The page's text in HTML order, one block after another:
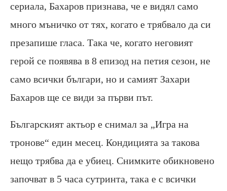
сериала, Бахаров признава, че е видял само
много мъничко от тях, когато е трябвало да си
презапише гласа. Така че, когато неговият
герой се появява в 8 епизод на петия сезон, не
само всички българи, но и самият Захари
Бахаров ще се види за първи път.
Българският актьор е снимал за „Игра на
тронове“ един месец. Кондицията за такова
нещо трябва да е убиец. Снимките обикновено
започват в 5 часа сутринта, така е с всички